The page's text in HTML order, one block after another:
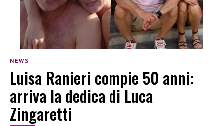
NEWS
Luisa Ranieri compie 50 anni:
arriva la dedica di Luca
Zingaretti